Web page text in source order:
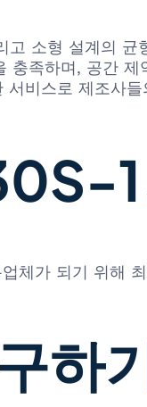
소형 설계의
족하며, 공간
비스로 제조사
체가 되기 위해
하